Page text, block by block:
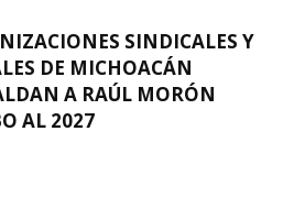
SINDICALES Y
DE MICHOACÁN
A RAÚL MORÓN
AL 2027